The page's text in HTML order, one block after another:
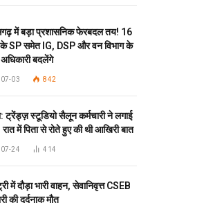
में बड़ा प्रशासनिक फेरबदल तय! 16
के SP समेत IG, DSP और वन विभाग के
अधिकारी बदलेंगे
03 842
ट्रेंड्ज़ स्टूडियो सैलून कर्मचारी ने लगाई
रात में पिता से रोते हुए की थी आखिरी बात
24 414
में दौड़ा भारी वाहन, सेवानिवृत्त CSEB
की दर्दनाक मौत